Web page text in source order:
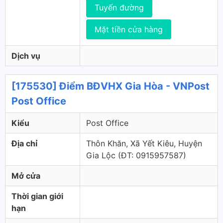
Tuyến đường
Mặt tiền cửa hàng
Dịch vụ
[175530] Điểm BĐVHX Gia Hòa - VNPost
Post Office
Kiểu Post Office
Địa chỉ
Thôn Khăn, Xã Yết Kiêu, Huyện
Gia Lộc (ÐT: 0915957587)
Mở cửa
Thời gian giới
hạn